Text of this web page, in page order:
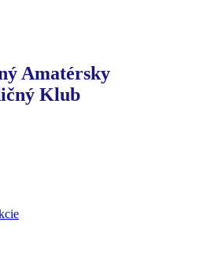
Amatérsky
Klub